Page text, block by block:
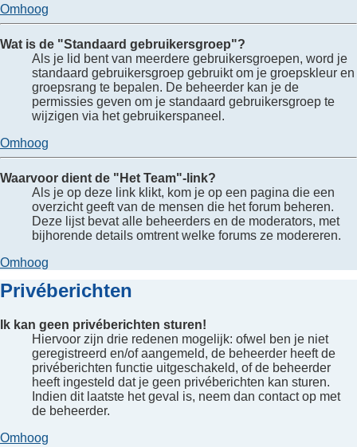
Omhoog
Wat is de "Standaard gebruikersgroep"?
Als je lid bent van meerdere gebruikersgroepen, word je
standaard gebruikersgroep gebruikt om je groepskleur en
groepsrang te bepalen. De beheerder kan je de
permissies geven om je standaard gebruikersgroep te
wijzigen via het gebruikerspaneel.
Omhoog
Waarvoor dient de "Het Team"-link?
Als je op deze link klikt, kom je op een pagina die een
overzicht geeft van de mensen die het forum beheren.
Deze lijst bevat alle beheerders en de moderators, met
bijhorende details omtrent welke forums ze modereren.
Omhoog
Privéberichten
Ik kan geen privéberichten sturen!
Hiervoor zijn drie redenen mogelijk: ofwel ben je niet
geregistreerd en/of aangemeld, de beheerder heeft de
privéberichten functie uitgeschakeld, of de beheerder
heeft ingesteld dat je geen privéberichten kan sturen.
Indien dit laatste het geval is, neem dan contact op met
de beheerder.
Omhoog